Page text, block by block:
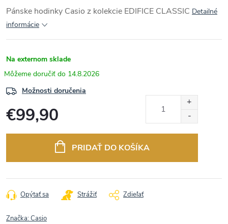
Pánske hodinky Casio z kolekcie EDIFICE CLASSIC Detailné
informácie
Na externom sklade
14.8.2026
Možnosti doručenia
€99,90
PRIDAŤ DO KOŠÍKA
Opýtať sa Strážiť Zdieľať
Značka:Casio